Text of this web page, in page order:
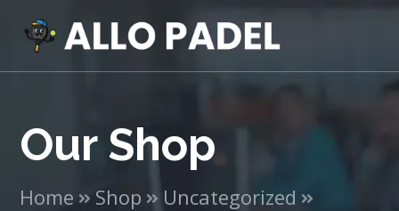
Our Shop
Home Shop
Uncategorized